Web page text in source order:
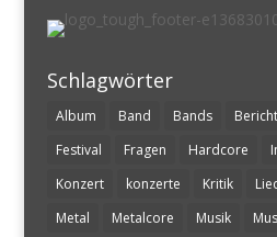
Schlagwörter
Album Band Bands Bericht
Festival
Fragen Hardcore
Konzert
konzerte Kritik
Metal
Metalcore Musik